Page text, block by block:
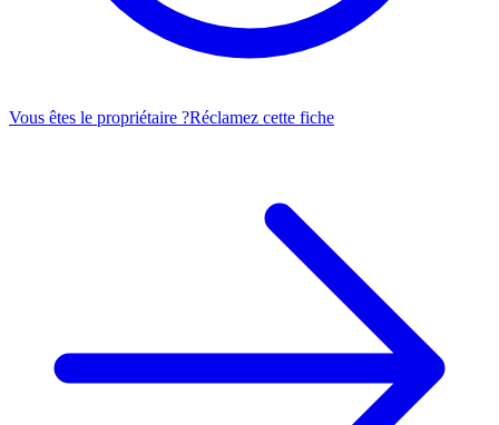
Vous êtes le propriétaire ?Réclamez cette fiche